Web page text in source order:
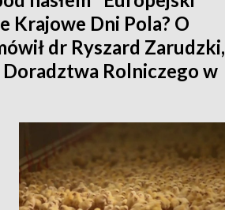
Krajowe Dni Pola? O
dr Ryszard Zarudzki,
Rolniczego w